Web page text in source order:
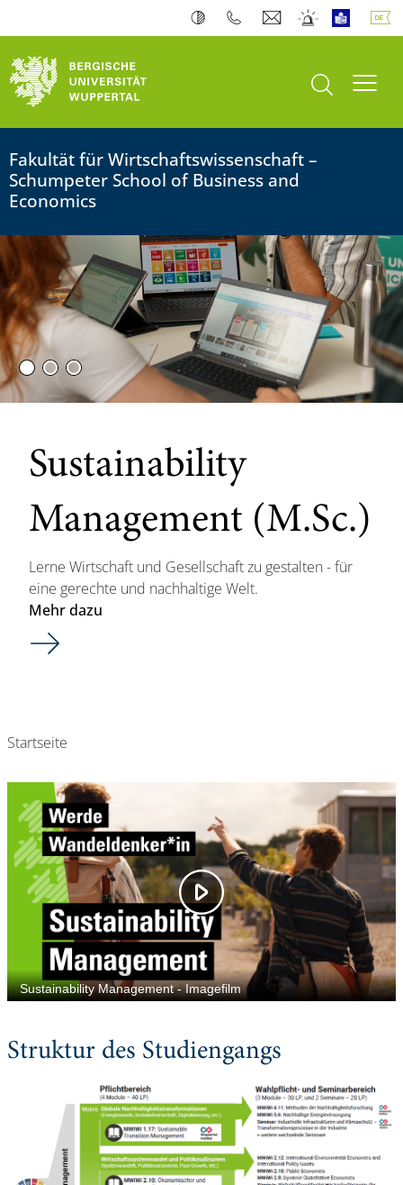
Suche öffnen
Fakultät für Wirtschaftswissenschaft –
Schumpeter School of Business and
Economics
Sustainability
Management (M.Sc.)
Lerne Wirtschaft und Gesellschaft zu gestalten - für
eine gerechte und nachhaltige Welt.
Mehr dazu
Startseite
Struktur des Studiengangs